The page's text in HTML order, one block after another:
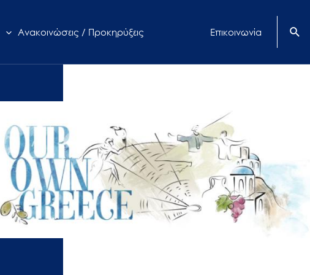
Ανακοινώσεις / Προκηρύξεις Επικοινωνία